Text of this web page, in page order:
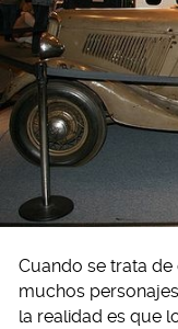
Cuando se trata
muchos
la realidad es que